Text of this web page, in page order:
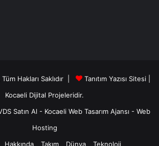
Hakları Saklıdır |
Tanıtım Yazısı Sitesi |
Kocaeli Dijital Projeleridir.
Satın Al - Kocaeli Web Tasarım Ajansı - Web
Hosting
Hakkında Takım Dünya Teknoloji